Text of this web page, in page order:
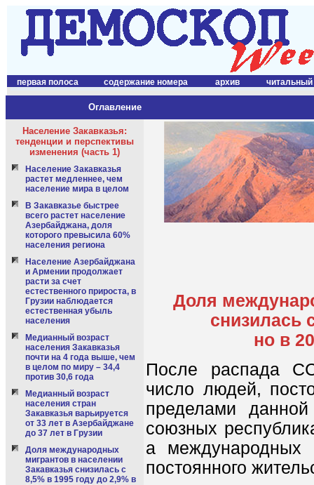
первая полоса содержание номера архив читальный
Оглавление
Население Закавказья:
тенденции и перспективы
изменения (часть 1)
Население Закавказья
растет медленнее, чем
население мира в целом
В Закавказье быстрее
всего растет население
Азербайджана, доля
которого превысила 60%
населения региона
Население Азербайджана
и Армении продолжает
расти за счет
естественного прироста, в
Грузии наблюдается
естественная убыль
населения
Медианный возраст
населения Закавказья
почти на 4 года выше, чем
в целом по миру – 34,4
против 30,6 года
Медианный возраст
населения стран
Закавказья варьируется
от 33 лет в Азербайджане
до 37 лет в Грузии
Доля международных
мигрантов в населении
Закавказья снизилась с
8,5% в 1995 году до 2,9% в
Доля
снизилась
но в
После распада
число людей,
пределами
союзных
а международных
постоянного